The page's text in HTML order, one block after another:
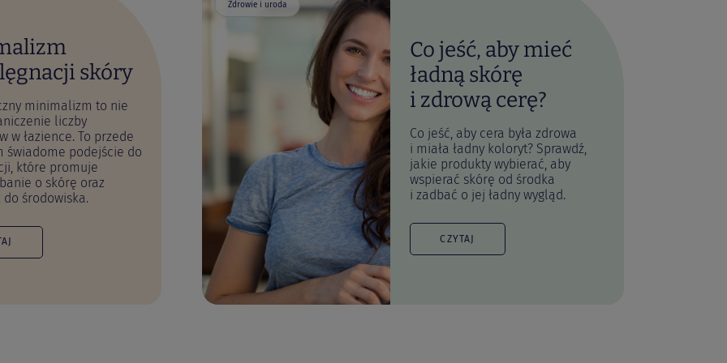
skóry
minimalizm to nie
liczby
w łazience. To przede
świadome podejście do
które promuje
o skórę oraz
do środowiska.
Zdrowie i uroda
Co jeść, aby mieć
ładną skórę
i zdrową cerę?
Co jeść, aby cera była zdrowa
i miała ładny koloryt? Sprawdź,
jakie produkty wybierać, aby
wspierać skórę od środka
i zadbać o jej ładny wygląd.
CZYTAJ